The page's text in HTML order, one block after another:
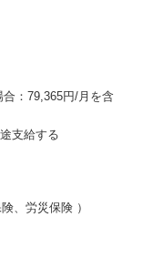
：79,365円/月を含
支給する
、労災保険 ）